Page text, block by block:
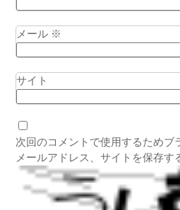
メール ※
サイト
次回のコメントで使用するためブ
メールアドレス、サイトを保存す